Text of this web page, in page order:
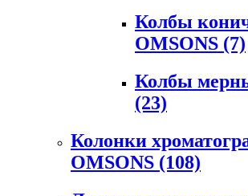
Колбы
OMSONS (7)
Колбы
(23)
Колонки
OMSONS (108)